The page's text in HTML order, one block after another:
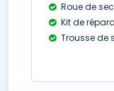
Roue de
Kit de
Trousse de